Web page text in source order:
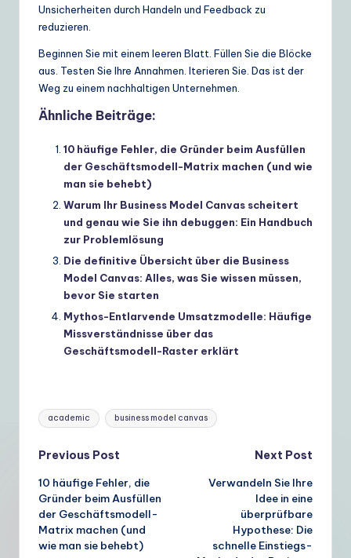
Unsicherheiten durch Handeln und Feedback zu
reduzieren.
Beginnen Sie mit einem leeren Blatt. Füllen Sie die Blöcke
aus. Testen Sie Ihre Annahmen. Iterieren Sie. Das ist der
Weg zu einem nachhaltigen Unternehmen.
Ähnliche Beiträge:
10 häufige Fehler, die Gründer beim Ausfüllen
der Geschäftsmodell-Matrix machen (und wie
man sie behebt)
Warum Ihr Business Model Canvas scheitert
und genau wie Sie ihn debuggen: Ein Handbuch
zur Problemlösung
Die definitive Übersicht über die Business
Model Canvas: Alles, was Sie wissen müssen,
bevor Sie starten
Mythos-Entlarvende Umsatzmodelle: Häufige
Missverständnisse über das
Geschäftsmodell-Raster erklärt
Tags:
academic business model canvas
Post
navigation
Previous Post
10 häufige Fehler, die
Gründer beim Ausfüllen
der Geschäftsmodell-
Matrix machen (und
wie man sie behebt)
Next Post
Verwandeln Sie Ihre
Idee in eine
überprüfbare
Hypothese: Die
schnelle Einstiegs-